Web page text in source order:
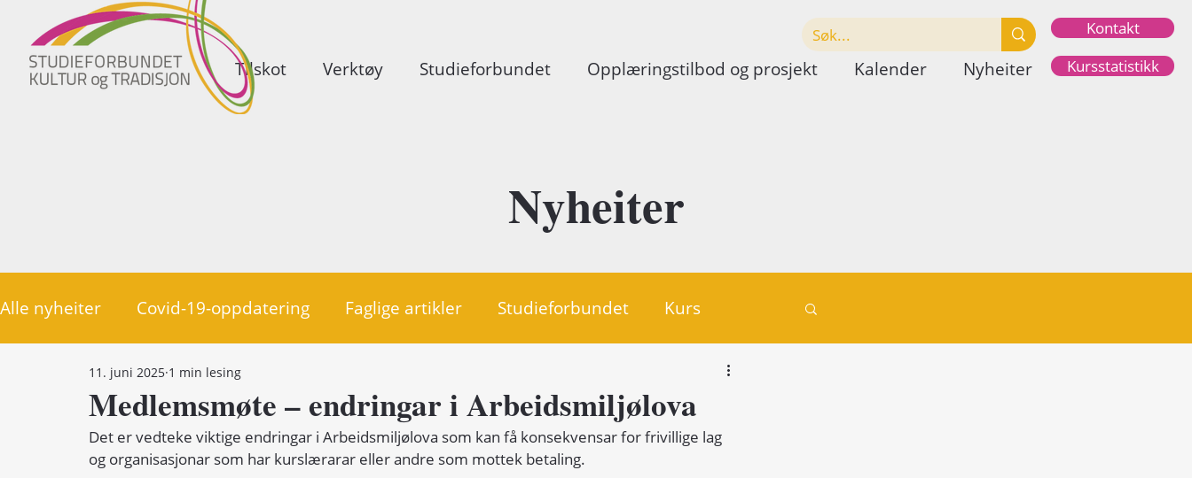
Kontakt
Kursstatistikk
Tilskot Verktøy Studieforbundet Opplæringstilbod og prosjekt Kalender Nyheiter
Nyheiter
Alle nyheiter Covid-19-oppdatering Faglige artikler Studieforbundet Kurs
Politikk Medlemsorganisasjonar
Medlemsmøte – endringar i Arbeidsmiljølova
11. juni 2025 1 min lesing
Det er vedteke viktige endringar i Arbeidsmiljølova som kan få konsekvensar for frivillige lag
og organisasjonar som har kurslærarar eller andre som mottek betaling.